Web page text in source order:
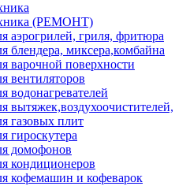
(РЕМОНТ)
аэрогрилей, гриля, фритюра
блендера, миксера,комбайна
варочной поверхности
вентиляторов
водонагревателей
вытяжек,воздухоочистителей,
газовых плит
гироскутера
домофонов
кондиционеров
кофемашин и кофеварок